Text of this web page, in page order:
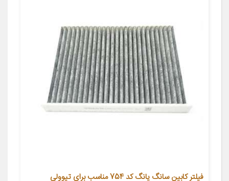
فیلتر کابین سانگ یانگ کد 754 مناسب برای تیوولی